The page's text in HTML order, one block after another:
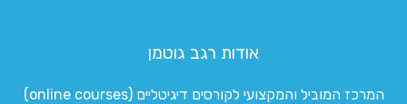
אודות רגב גוטמן
המרכז המוביל והמקצועי לקורסים דיגיטליים (online courses)